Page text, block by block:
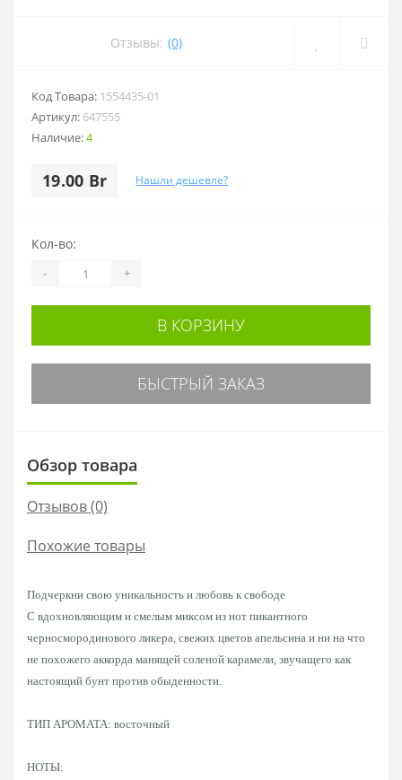
Отзывы: (0)
Код Товара: 1554435-01
Артикул: 647555
Наличие:4
19.00 Br Нашли дешевле?
Кол-во:
- +
В КОРЗИНУ
БЫСТРЫЙ ЗАКАЗ
Обзор товара
Отзывов (0)
Похожие товары
Подчеркни свою уникальность и любовь к свободе
С вдохновляющим и смелым миксом из нот пикантного
черносмородинового ликера, свежих цветов апельсина и ни на что
не похожего аккорда манящей соленой карамели, звучащего как
настоящий бунт против обыденности.
ТИП АРОМАТА: восточный
НОТЫ: